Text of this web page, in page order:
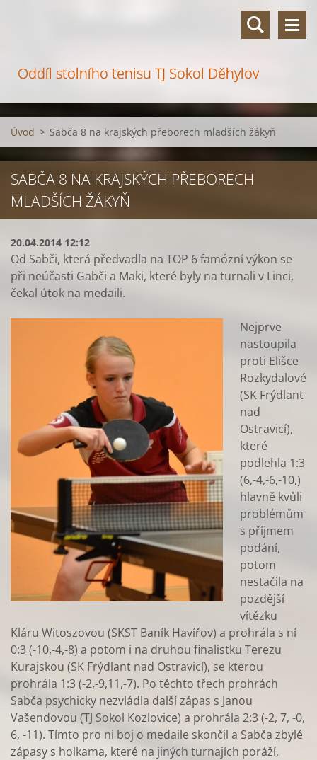
Oddíl stolního tenisu TJ Sokol Děhylov
Úvod > Sabča 8 na krajských přeborech mladších žákyň
SABČA 8 NA KRAJSKÝCH PŘEBORECH
MLADŠÍCH ŽÁKYŇ
20.04.2014 12:12
Od Sabči, která předvadla na TOP 6 famózní výkon se
při neúčasti Gabči a Maki, které byly na turnali v Linci,
čekal útok na medaili.
Nejprve
nastoupila
proti Elišce
Rozkydalové
(SK Frýdlant
nad
Ostravicí),
které
podlehla 1:3
(6,-4,-6,-10,)
hlavně kvůli
problémům
s příjmem
podání,
potom
nestačila na
pozdější
vítězku
Kláru Witoszovou (SKST Baník Havířov) a prohrála s ní
0:3 (-10,-4,-8) a potom i na druhou finalistku Terezu
Kurajskou (SK Frýdlant nad Ostravicí), se kterou
prohrála 1:3 (-2,-9,11,-7). Po těchto třech prohrách
Sabča psychicky nezvládla další zápas s Janou
Vašendovou (TJ Sokol Kozlovice) a prohrála 2:3 (-2, 7, -0,
6, -11). Tímto pro ni boj o medaile skončil a Sabča zbylé
zápasy s holkama, které na jiných turnajích poráží,